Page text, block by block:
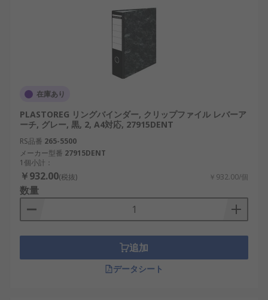
在庫あり
PLASTOREG リングバインダー, クリップファイル レバーア
ーチ, グレー, 黒, 2, A4対応, 27915DENT
RS品番 265-5500
メーカー型番 27915DENT
1個小計：
￥932.00(税抜) ￥932.00/個
数量
追加
データシート